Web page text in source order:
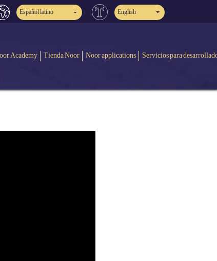
Español latino English
Academy Tienda Noor Noor applications Servicios para